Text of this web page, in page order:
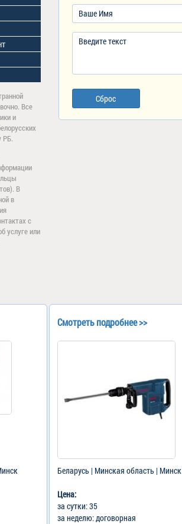
Сброс
Все
и
РБ.
В
в
с
услуге или
Смотреть подробнее >>
Беларусь | Минская область | Минск
Цена:
за сутки: 35
за неделю: договорная